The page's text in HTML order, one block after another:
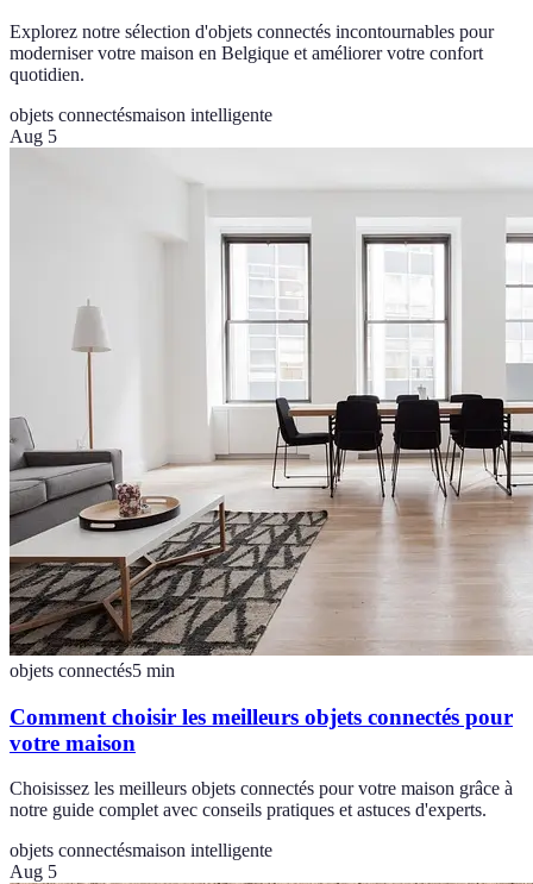
Explorez notre sélection d'objets connectés incontournables pour
moderniser votre maison en Belgique et améliorer votre confort
quotidien.
objets connectésmaison intelligente
Aug 5
objets connectés5 min
Comment choisir les meilleurs objets connectés pour
votre maison
Choisissez les meilleurs objets connectés pour votre maison grâce à
notre guide complet avec conseils pratiques et astuces d'experts.
objets connectésmaison intelligente
Aug 5